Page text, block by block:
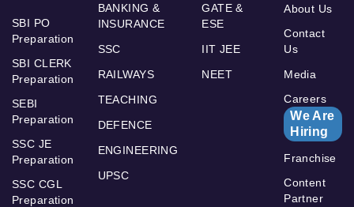
SBI PO
Preparation
SBI CLERK
Preparation
SEBI
Preparation
SSC JE
Preparation
SSC CGL
Preparation
BANKING &
INSURANCE
SSC
RAILWAYS
TEACHING
DEFENCE
ENGINEERING
UPSC
GATE &
ESE
IIT JEE
NEET
About Us
Contact
Us
Media
Careers
We Are
Hiring
Franchise
Content
Partner